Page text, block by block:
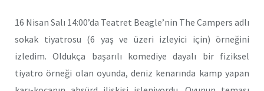
16 Nisan Salı 14:00’da Teatret Beagle’nin The Campers adlı
sokak tiyatrosu (6 yaş ve üzeri izleyici için) örneğini
izledim. Oldukça başarılı komediye dayalı bir fiziksel
tiyatro örneği olan oyunda, deniz kenarında kamp yapan